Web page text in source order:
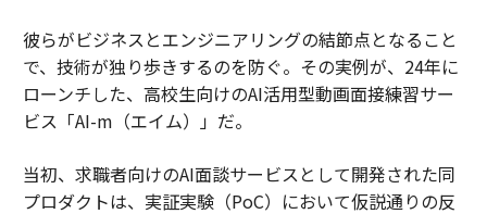
彼らがビジネスとエンジニアリングの結節点となること
で、技術が独り歩きするのを防ぐ。その実例が、24年に
ローンチした、高校生向けのAI活用型動画面接練習サー
ビス「AI-m（エイム）」だ。
当初、求職者向けのAI面談サービスとして開発された同
プロダクトは、実証実験（PoC）において仮説通りの反